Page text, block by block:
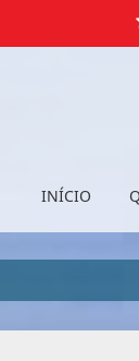
INÍCIO